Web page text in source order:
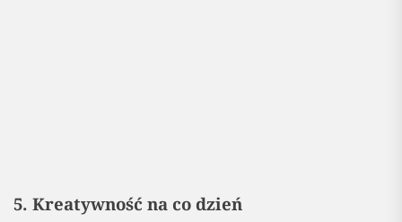
5. Kreatywność na co dzień